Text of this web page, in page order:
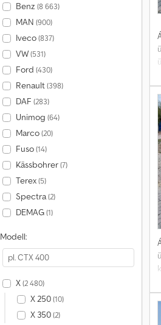
Benz (8 663)
MAN (900)
Iveco(837)
VW(531)
Ford (430)
Renault(398)
DAF (283)
Unimog (64)
Marco(20)
Fuso(14)
Kässbohrer(7)
Terex(5)
Spectra(2)
DEMAG(1)
Modell:
X(2 480)
X 250(10)
X 350(2)